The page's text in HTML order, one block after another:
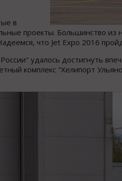
в
проекты. Большинство из
что Jet Expo 2016
удалось достигнуть
комплекс "Хелипорт